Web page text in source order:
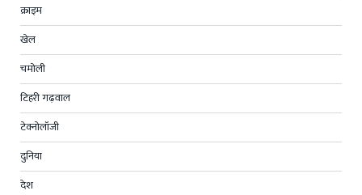
क्राइम
खेल
चमोली
टिहरी गढ़वाल
टेक्नोलॉजी
दुनिया
देश